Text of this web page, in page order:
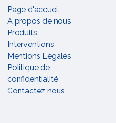
Page d'accueil
A propos de nous
Produits
Interventions
Mentions Légales
Politique de
confidentialité
Contactez nous